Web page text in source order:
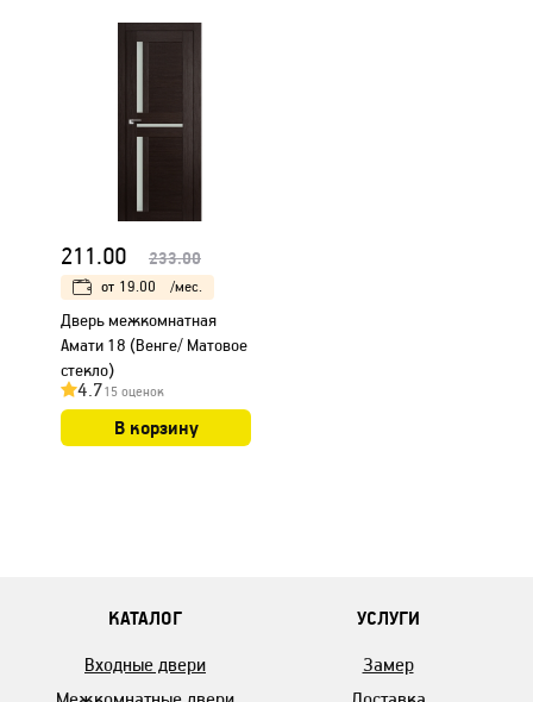
211.00 233.00
от 19.00 /мес.
Дверь межкомнатная
Амати 18 (Венге/ Матовое
стекло)
4.715 оценок
В корзину
КАТАЛОГ
Входные двери
УСЛУГИ
Замер